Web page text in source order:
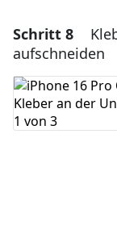
Schritt 8
aufschneiden